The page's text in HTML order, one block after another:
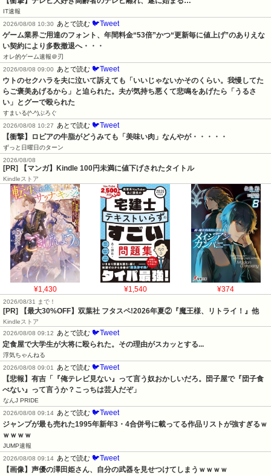
IT速報
2026/08/08 10:30
あとで読む 🐦Tweet
ゲーム業界ご用達のフォント、年間料金“53倍”かつ“更新毎に値上げ”のありえな
い契約により多数撤退へ・・・
オレ的ゲーム速報＠刃
2026/08/08 09:00
あとで読む 🐦Tweet
ウトのセクハラを夫に泣いて訴えても「いいじゃないかそのくらい。我慢してた
らご褒美あげるから」と迫られた。夫が気持ち悪くて悲鳴をあげたら「うるさ
い」とグーで殴られた
すまいる(^-^)ぶろぐ
2026/08/08 10:27
あとで読む 🐦Tweet
【衝撃】ロピアの牛脂がどうみても「美味い肉」なんやが・・・・・
ずっと日曜日のターン
2026/08/08
[PR] 【マンガ】Kindle 100円未満に値下げされたタイトル
Kindleストア
¥1,430 ¥1,540 ¥374
2026/08/31 まで！
[PR] 【最大30%OFF】双葉社 フタスペ!2026年夏②『魔王様、リトライ！』他
Kindleストア
2026/08/08 09:12
あとで読む 🐦Tweet
定食屋で大学生が大将に殴られた。その理由がスカッとする...
浮気ちゃんねる
2026/08/08 09:01
あとで読む 🐦Tweet
【悲報】有吉「『俺テレビ見ない』って言う奴おかしいだろ。団子屋で『団子食
べない』って言うか？こっちは芸人だぞ」
なんJ PRIDE
2026/08/08 09:14 あとで読む 🐦Tweet
ジャンプが最も売れた1995年新年3・4合併号に載ってる作品リストが強すぎるｗ
ｗｗｗｗ
JUMP速報
2026/08/08 09:14 あとで読む 🐦Tweet
【画像】声優の澤田姫さん、自分の武器を見せつけてしまうｗｗｗｗ